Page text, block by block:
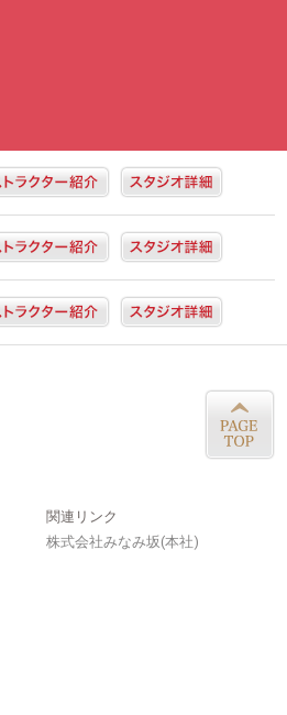
関連リンク
株式会社みなみ坂(本社)